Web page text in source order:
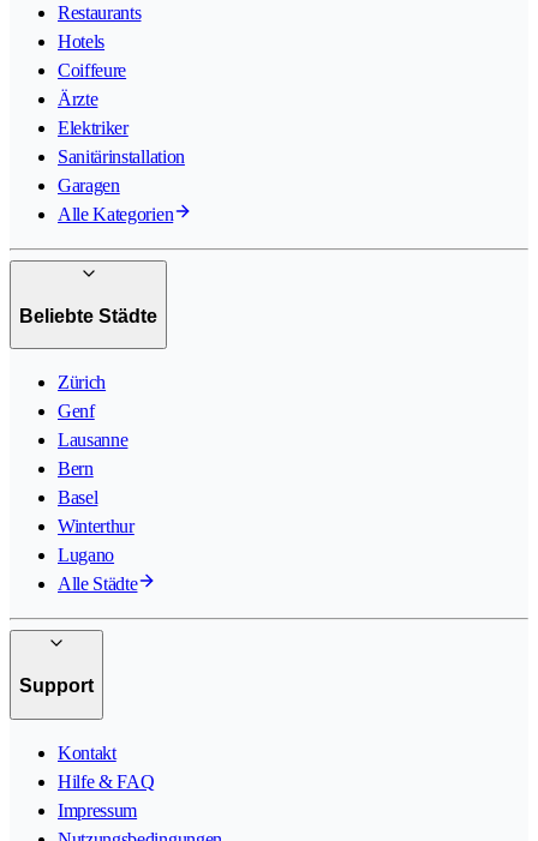
Restaurants
Hotels
Coiffeure
Ärzte
Elektriker
Sanitärinstallation
Garagen
Alle Kategorien
Beliebte Städte
Zürich
Genf
Lausanne
Bern
Basel
Winterthur
Lugano
Alle Städte
Support
Kontakt
Hilfe & FAQ
Impressum